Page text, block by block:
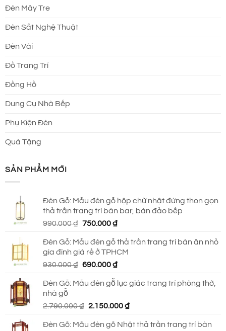
Đèn Mây Tre
Đèn Sắt Nghệ Thuật
Đèn Vải
Đồ Trang Trí
Đồng Hồ
Dung Cụ Nhà Bếp
Phụ Kiện Đèn
Quà Tặng
SẢN PHẨM MỚI
Đèn Gỗ: Mẫu đèn gỗ hộp chữ nhật đứng thon gọn
thả trần trang trí bàn bar, bàn đảo bếp
990.000₫ Giá
là:
990.000 ₫.
750.000₫Giá
tại
là:
750.000 ₫.
Đèn Gỗ: Mẫu đèn gỗ thả trần trang trí bàn ăn nhỏ
gia đình giá rẻ ở TPHCM
930.000₫ Giá
là:
690.000₫Giá
tại
690.000 ₫.
Đèn Gỗ: Mẫu đèn gỗ lục giác trang trí phòng thờ,
nhà gỗ
2.790.000₫ Giá
là:
2.150.000₫Giá
tại
Đèn Gỗ: Mẫu đèn gỗ Nhật thả trần trang trí bàn